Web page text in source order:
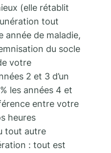
(elle rétablit
tout
année de maladie,
du socle
votre
2 et 3 d’un
les années 4 et
entre votre
heures
tout autre
: tout est